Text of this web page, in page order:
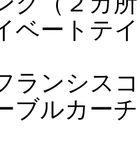
ベートテ
ランシス
ブルカー